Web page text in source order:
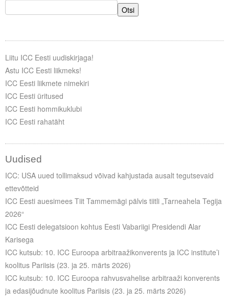
Oskusteave
Incoterms® 2020
Abimaterjalid
Projektid
Otsi
Liitu ICC Eesti uudiskirjaga!
Astu ICC Eesti liikmeks!
ICC Eesti liikmete nimekiri
ICC Eesti üritused
ICC Eesti hommikuklubi
ICC Eesti rahatäht
Uudised
ICC: USA uued tollimaksud võivad kahjustada ausalt tegutsevaid
ettevõtteid
ICC Eesti auesimees Tiit Tammemägi pälvis tiitli „Tarneahela Tegija
2026“
ICC Eesti delegatsioon kohtus Eesti Vabariigi Presidendi Alar
Karisega
ICC kutsub: 10. ICC Euroopa arbitraažikonverents ja ICC institute’i
koolitus Pariisis (23. ja 25. märts 2026)
ICC kutsub: 10. ICC Euroopa rahvusvahelise arbitraaži konverents
ja edasijõudnute koolitus Pariisis (23. ja 25. märts 2026)